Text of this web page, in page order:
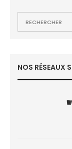
NOS RÉSEAUX